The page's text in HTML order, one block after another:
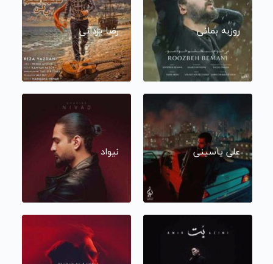
روزبه بمانی رضا یزدانی
علی یاسینی نیواد